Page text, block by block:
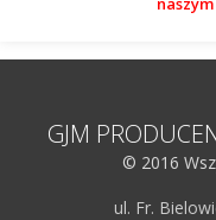
GJM
© 2016
ul. Fr.